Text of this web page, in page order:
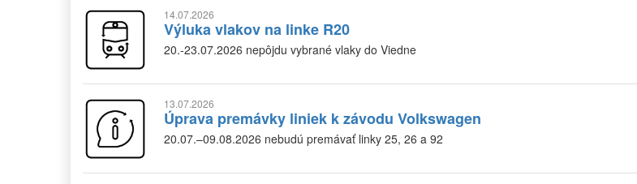
14.07.2026
Výluka vlakov na linke R20
20.-23.07.2026 nepôjdu vybrané vlaky do Viedne
13.07.2026
Úprava premávky liniek k závodu Volkswagen
20.07.–09.08.2026 nebudú premávať linky 25, 26 a 92